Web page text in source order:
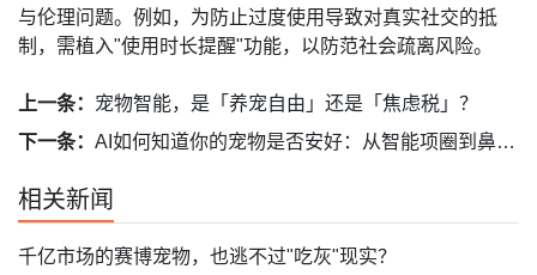
与伦理问题。例如，为防止过度使用导致对真实社交的抵
制，需植入"使用时长提醒"功能，以防范社会疏离风险。
上一条： 宠物智能，是「养宠自由」还是「焦虑税」？
下一条： AI如何知道你的宠物是否安好：从智能项圈到鼻纹识别
相关新闻
千亿市场的赛博宠物，也逃不过"吃灰"现实？